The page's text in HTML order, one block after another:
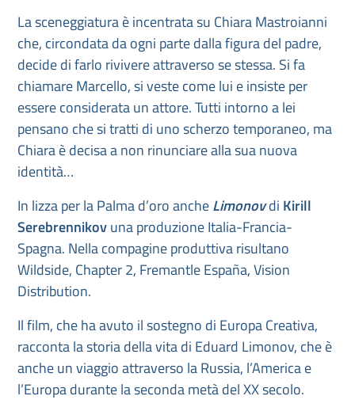
La sceneggiatura è incentrata su Chiara Mastroianni
che, circondata da ogni parte dalla figura del padre,
decide di farlo rivivere attraverso se stessa. Si fa
chiamare Marcello, si veste come lui e insiste per
essere considerata un attore. Tutti intorno a lei
pensano che si tratti di uno scherzo temporaneo, ma
Chiara è decisa a non rinunciare alla sua nuova
identità…
In lizza per la Palma d’oro ancheLimonovdi Kirill
Serebrennikovuna produzione Italia-Francia-
Spagna. Nella compagine produttiva risultano
Wildside, Chapter 2, Fremantle España, Vision
Distribution.
Il film, che ha avuto il sostegno di Europa Creativa,
racconta la storia della vita di Eduard Limonov, che è
anche un viaggio attraverso la Russia, l’America e
l’Europa durante la seconda metà del XX secolo.